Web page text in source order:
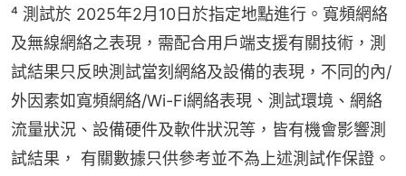
⁴ 測試於 2025年2月10日於指定地點進行。寬頻網絡
及無線網絡之表現，需配合用戶端支援有關技術，測
試結果只反映測試當刻網絡及設備的表現，不同的內/
外因素如寬頻網絡/Wi-Fi網絡表現、測試環境、網絡
流量狀況、設備硬件及軟件狀況等，皆有機會影響測
試結果， 有關數據只供參考並不為上述測試作保證。